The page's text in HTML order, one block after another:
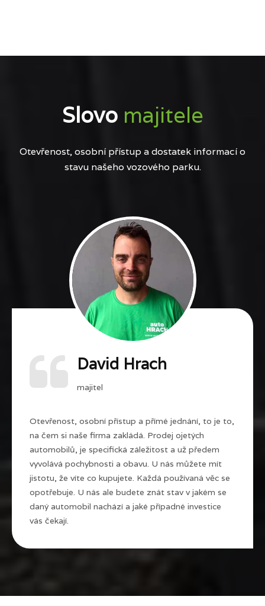
Slovo majitele
Otevřenost, osobní přístup a dostatek informací o
stavu našeho vozového parku.
David Hrach
majitel
Otevřenost, osobní přístup a přímé jednání, to je to,
na čem si naše firma zakládá. Prodej ojetých
automobilů, je specifická záležitost a už předem
vyvolává pochybnosti a obavu. U nás můžete mít
jistotu, že víte co kupujete. Každá používaná věc se
opotřebuje. U nás ale budete znát stav v jakém se
daný automobil nachází a jaké případné investice
vás čekají.